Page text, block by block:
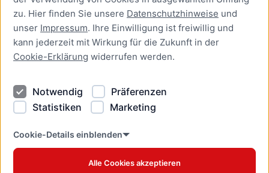
zu. Hier finden Sie unsere Datenschutzhinweise und
unser Impressum. Ihre Einwilligung ist freiwillig und
kann jederzeit mit Wirkung für die Zukunft in der
Cookie-Erklärung widerrufen werden.
Notwendig
Präferenzen
Statistiken
Marketing
Cookie-Details einblenden
Alle Cookies akzeptieren
Newsletter Lübeck:kompakt
Kontakt
Kontakt
Datenschutzhinweise
Barrierefreiheit
Cookie Erklärung